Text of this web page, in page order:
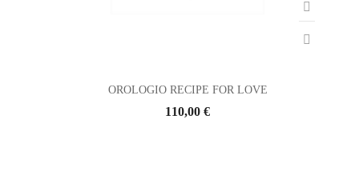
OROLOGIO RECIPE FOR LOVE
110,00 €